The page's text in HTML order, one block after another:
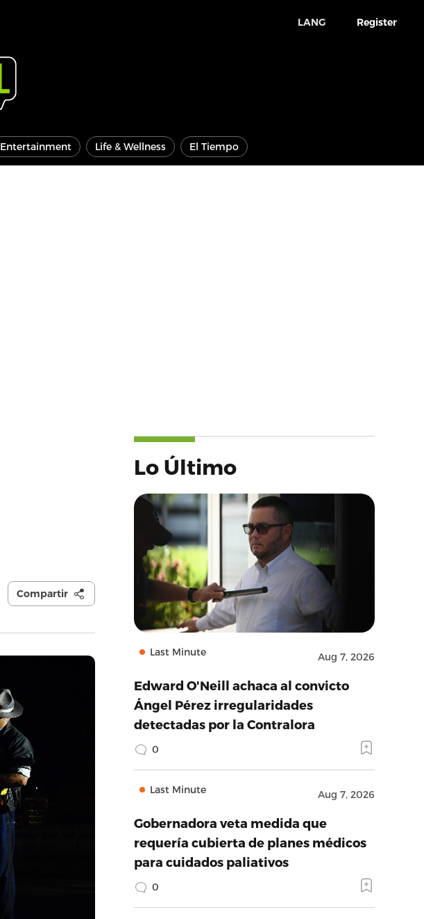
LANG Register
Entertainment Life & Wellness El Tiempo
Compartir
Lo Último
Last Minute Aug 7, 2026
Edward O'Neill achaca al convicto
Ángel Pérez irregularidades
detectadas por la Contralora
0
Last Minute Aug 7, 2026
Gobernadora veta medida que
requería cubierta de planes médicos
para cuidados paliativos
0